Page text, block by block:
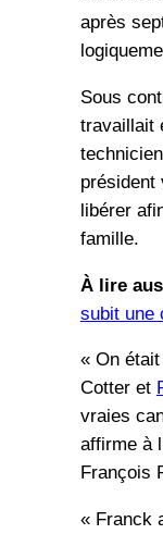
après
Sous
travaillait
président
libérer
famille.
À lire
subit une
« On
Cotter et
vraies
affirme à
François
« Franck